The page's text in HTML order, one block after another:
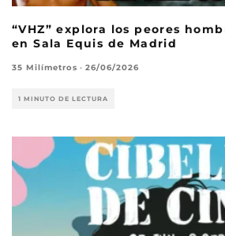
“VHZ” explora los peores
en Sala Equis de Madrid
35 Milímetros · 26/06/2026
1 MINUTO DE LECTURA